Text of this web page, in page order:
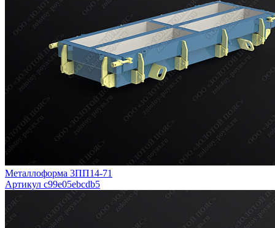
Металлоформа 3ПП14-71
Артикул c99e05ebcdb5